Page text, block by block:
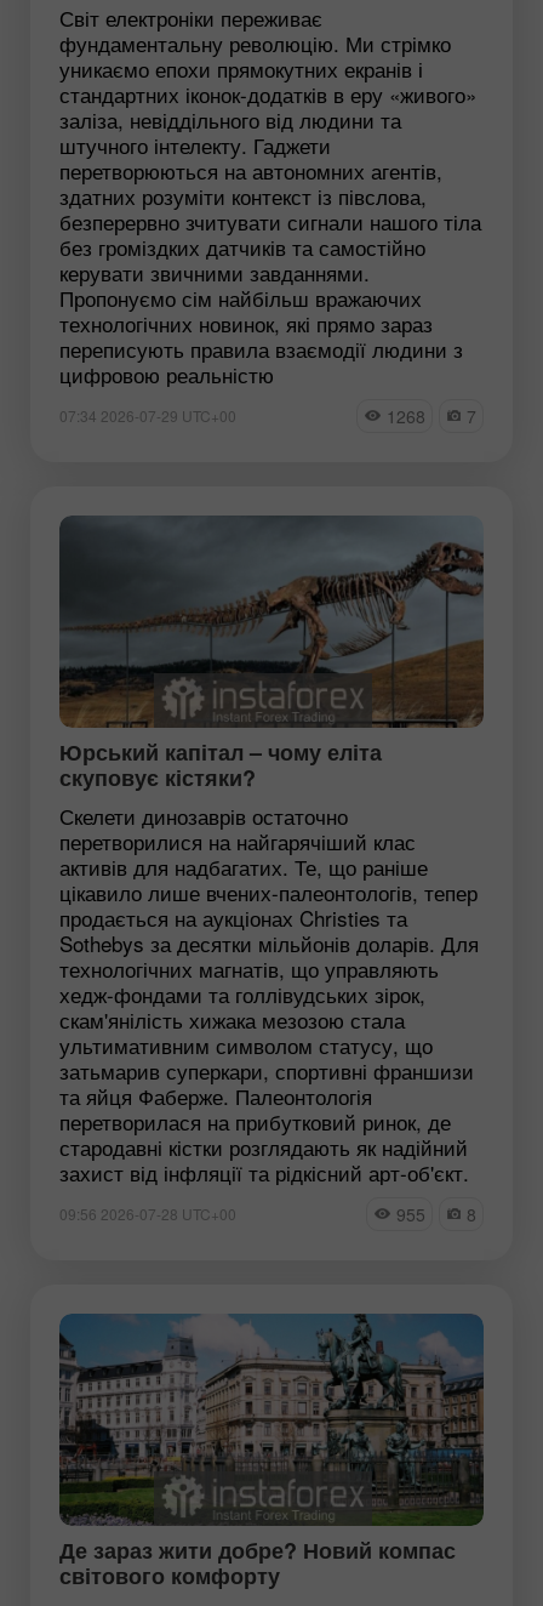
Світ електроніки переживає
фундаментальну революцію. Ми стрімко
уникаємо епохи прямокутних екранів і
стандартних іконок-додатків в еру «живого»
заліза, невіддільного від людини та
штучного інтелекту. Гаджети
перетворюються на автономних агентів,
здатних розуміти контекст із півслова,
безперервно зчитувати сигнали нашого тіла
без громіздких датчиків та самостійно
керувати звичними завданнями.
Пропонуємо сім найбільш вражаючих
технологічних новинок, які прямо зараз
переписують правила взаємодії людини з
цифровою реальністю
07:34 2026-07-29 UTC+00 1268 7
Юрський капітал – чому еліта
скуповує кістяки?
Скелети динозаврів остаточно
перетворилися на найгарячіший клас
активів для надбагатих. Те, що раніше
цікавило лише вчених-палеонтологів, тепер
продається на аукціонах Christies та
Sothebys за десятки мільйонів доларів. Для
технологічних магнатів, що управляють
хедж-фондами та голлівудських зірок,
скам'янілість хижака мезозою стала
ультимативним символом статусу, що
затьмарив суперкари, спортивні франшизи
та яйця Фаберже. Палеонтологія
перетворилася на прибутковий ринок, де
стародавні кістки розглядають як надійний
захист від інфляції та рідкісний арт-об'єкт.
09:56 2026-07-28 UTC+00 955 8
Де зараз жити добре? Новий компас
світового комфорту